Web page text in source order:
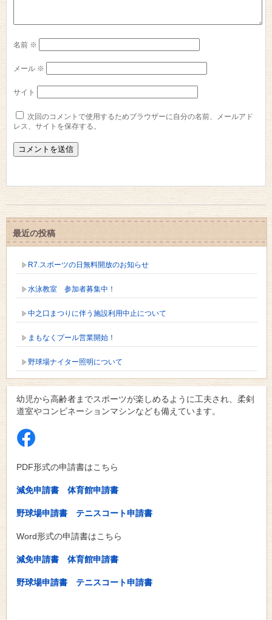
名前 ※
メール ※
サイト
次回のコメントで使用するためブラウザーに自分の名前、メールアド
レス、サイトを保存する。
最近の投稿
R7.スポーツの日無料開放のお知らせ
水泳教室 参加者募集中！
中之口まつりに伴う施設利用中止について
まもなくプール営業開始！
野球場ナイター照明について
幼児から高齢者までスポーツが楽しめるように工夫され、柔剣
道室やコンビネーションマシンなども備えています。
PDF形式の申請書はこちら
減免申請書 体育館申請書
野球場申請書 テニスコート申請書
Word形式の申請書はこちら
減免申請書 体育館申請書
野球場申請書 テニスコート申請書